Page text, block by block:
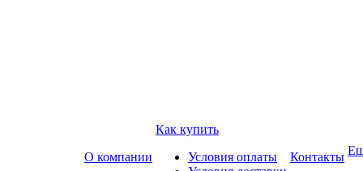
О компании
Как купить
Условия оплаты
Контакты